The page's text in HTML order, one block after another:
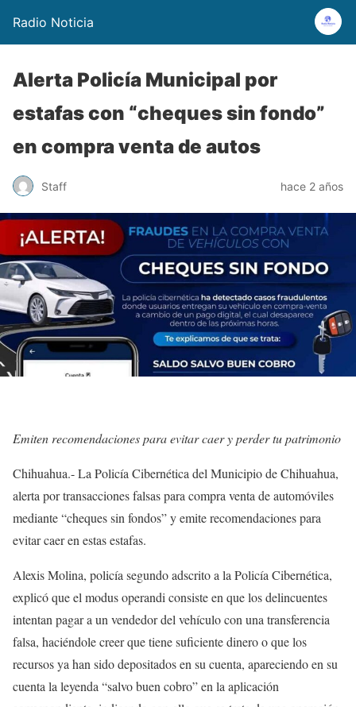
Radio Noticia
Alerta Policía Municipal por
estafas con “cheques sin fondo”
en compra venta de autos
Staff hace 2 años
Emiten recomendaciones para evitar caer y perder tu patrimonio
Chihuahua.- La Policía Cibernética del Municipio de Chihuahua,
alerta por transacciones falsas para compra venta de automóviles
mediante “cheques sin fondos” y emite recomendaciones para
evitar caer en estas estafas.
Alexis Molina, policía segundo adscrito a la Policía Cibernética,
explicó que el modus operandi consiste en que los delincuentes
intentan pagar a un vendedor del vehículo con una transferencia
falsa, haciéndole creer que tiene suficiente dinero o que los
recursos ya han sido depositados en su cuenta, apareciendo en su
cuenta la leyenda “salvo buen cobro” en la aplicación